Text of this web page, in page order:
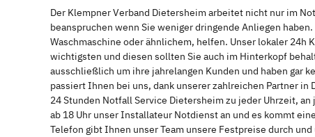
Der Klempner Verband Dietersheim arbeitet nicht nur im
beanspruchen wenn Sie weniger dringende Anliegen
Waschmaschine oder ähnlichem, helfen. Unser lokaler
wichtigsten und diesen sollten Sie auch im Hinterkopf
ausschließlich um ihre jahrelangen Kunden und haben gar
passiert Ihnen bei uns, dank unserer zahlreichen Partner
24 Stunden Notfall Service Dietersheim zu jeder Uhrzeit,
ab 18 Uhr unser Installateur Notdienst an und es kommt
Telefon gibt Ihnen unser Team unsere Festpreise durch